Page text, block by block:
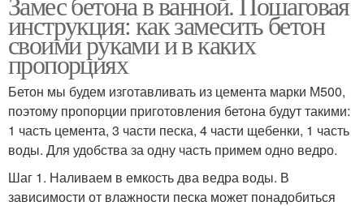
инструкция: как замесить бетон
своими руками и в каких
пропорциях
Бетон мы будем изготавливать из цемента марки М500,
поэтому пропорции приготовления бетона будут такими:
1 часть цемента, 3 части песка, 4 части щебенки, 1 часть
воды. Для удобства за одну часть примем одно ведро.
Шаг 1. Наливаем в емкость два ведра воды. В
зависимости от влажности песка может понадобиться